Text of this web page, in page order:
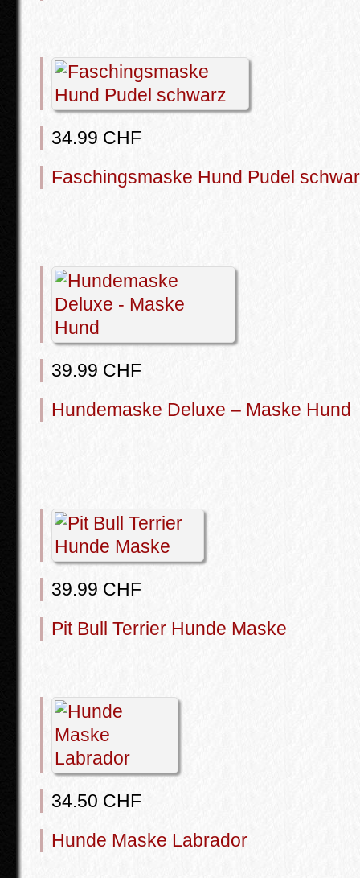
34.99 CHF
Faschingsmaske Hund Pudel
39.99 CHF
Hundemaske Deluxe – Maske Hund
39.99 CHF
Pit Bull Terrier Hunde Maske
34.50 CHF
Hunde Maske Labrador